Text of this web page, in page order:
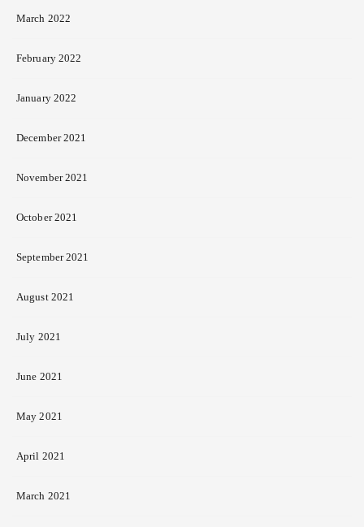
March 2022
February 2022
January 2022
December 2021
November 2021
October 2021
September 2021
August 2021
July 2021
June 2021
May 2021
April 2021
March 2021